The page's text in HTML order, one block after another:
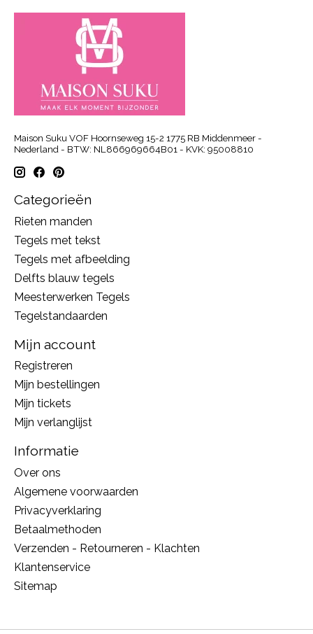
Maison Suku VOF Hoornseweg 15-2 1775 RB Middenmeer -
Nederland - BTW: NL866969664B01 - KVK: 95008810
Categorieën
Rieten manden
Tegels met tekst
Tegels met afbeelding
Delfts blauw tegels
Meesterwerken Tegels
Tegelstandaarden
Mijn account
Registreren
Mijn bestellingen
Mijn tickets
Mijn verlanglijst
Informatie
Over ons
Algemene voorwaarden
Privacyverklaring
Betaalmethoden
Verzenden - Retourneren - Klachten
Klantenservice
Sitemap